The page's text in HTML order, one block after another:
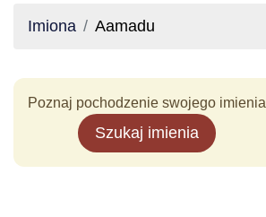
Imiona Aamadu
Poznaj pochodzenie swojego imienia
Szukaj imienia